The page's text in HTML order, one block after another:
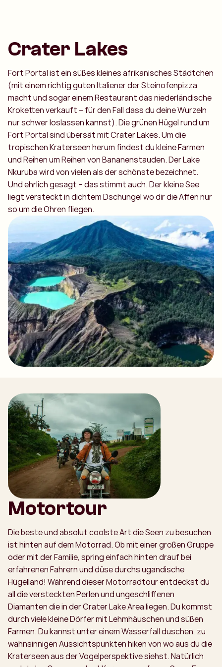
Crater Lakes
Fort Portal ist ein süßes kleines afrikanisches Städtchen
(mit einem richtig guten Italiener der Steinofenpizza
macht und sogar einem Restaurant das niederländische
Kroketten verkauft – für den Fall dass du deine Wurzeln
nur schwer loslassen kannst). Die grünen Hügel rund um
Fort Portal sind übersät mit Crater Lakes. Um die
tropischen Kraterseen herum findest du kleine Farmen
und Reihen um Reihen von Bananenstauden. Der Lake
Nkuruba wird von vielen als der schönste bezeichnet.
Und ehrlich gesagt – das stimmt auch. Der kleine See
liegt versteckt in dichtem Dschungel wo dir die Affen nur
so um die Ohren fliegen.
Motortour
Die beste und absolut coolste Art die Seen zu besuchen
ist hinten auf dem Motorrad. Ob mit einer großen Gruppe
oder mit der Familie, spring einfach hinten drauf bei
erfahrenen Fahrern und düse durchs ugandische
Hügelland! Während dieser Motorradtour entdeckst du
all die versteckten Perlen und ungeschliffenen
Diamanten die in der Crater Lake Area liegen. Du kommst
durch viele kleine Dörfer mit Lehmhäuschen und süßen
Farmen. Du kannst unter einem Wasserfall duschen, zu
wahnsinnigen Aussichtspunkten hiken von wo aus du die
Kraterseen aus der Vogelperspektive siehst. Natürlich